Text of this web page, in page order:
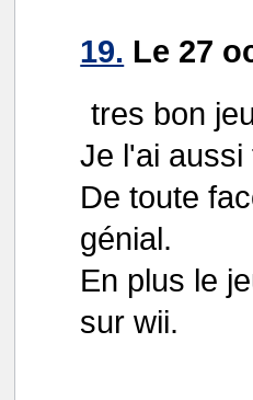
19. Le 27
tres bon
Je l'ai aussi
De toute
génial.
En plus le
sur wii.